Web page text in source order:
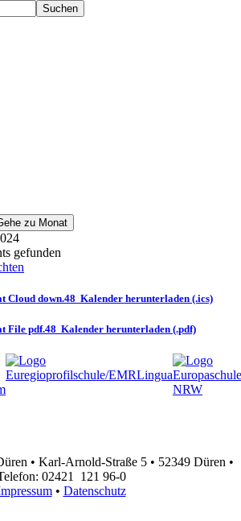
Suchen
zu Monat
gefunden
Kalender herunterladen (.ics)
Kalender herunterladen (.pdf)
• Karl-Arnold-Straße 5 • 52349 Düren •
02421 121 96-0
• Datenschutz